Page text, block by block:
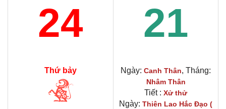
24 21
Thứ bảy Ngày: Canh Thân, Tháng:
Nhâm Thân
Tiết : Xử thử
Ngày: Thiên Lao Hắc Đạo (